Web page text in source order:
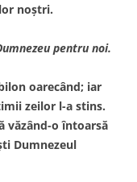
noştri.
pentru noi.
oarecând; iar
zeilor l-a stins.
văzând-o întoarsă
Dumnezeul